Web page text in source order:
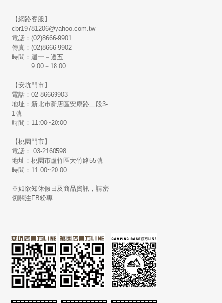
【網路客服】
cbr19781206@yahoo.com.tw
電話：(02)8666-9901
傳真：(02)8666-9902
時間：週一－週五
9:00－18:00
【安坑門市】
電話：02-86669903
地址：新北市新店區安康路二段3-
1號
時間：11:00~20:00
【桃園門市】
電話： 03-2160598
地址：桃園市蘆竹區大竹路55號
時間：11:00~20:00
※如欲知休假日及商品資訊，請密
切關注FB粉專